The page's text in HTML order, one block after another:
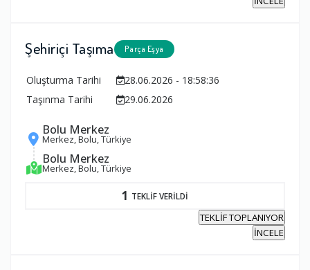
Şehiriçi Taşıma Parça Eşya
Oluşturma Tarihi
28.06.2026 - 18:58:36
Taşınma Tarihi
29.06.2026
Bolu Merkez
Merkez, Bolu, Türkiye
Bolu Merkez
Merkez, Bolu, Türkiye
1 TEKLİF VERİLDİ
TEKLİF TOPLANIYOR
İNCELE